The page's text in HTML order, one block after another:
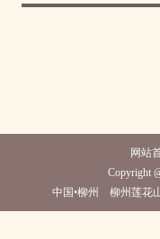
网站
Copyright
中国•柳州 柳州莲花